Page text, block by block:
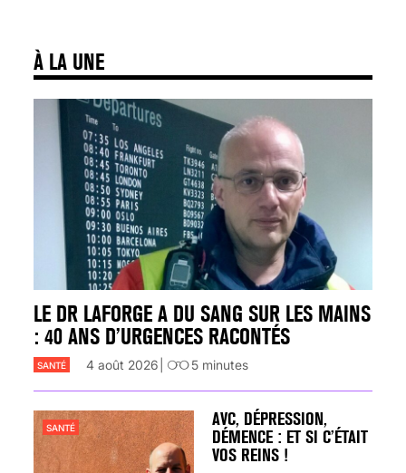
À LA UNE
LE DR LAFORGE A DU SANG SUR LES MAINS
: 40 ANS D’URGENCES RACONTÉS
SANTÉ 4 août 2026 5 minutes
AVC, DÉPRESSION,
DÉMENCE : ET SI C’ÉTAIT
VOS REINS !
SANTÉ